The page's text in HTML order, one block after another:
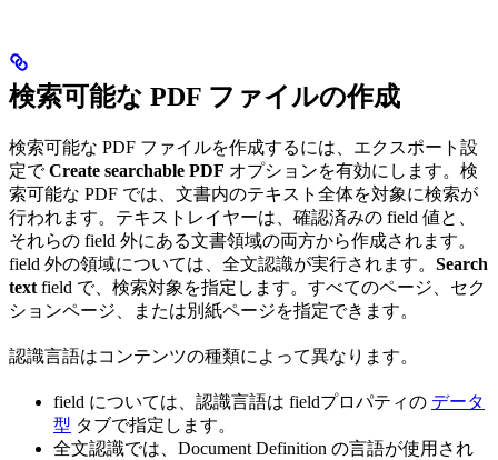
検索可能な PDF ファイルの作成
検索可能な PDF ファイルを作成するには、エクスポート設
定でCreate searchable PDF オプションを有効にします。検
索可能な PDF では、文書内のテキスト全体を対象に検索が
行われます。テキストレイヤーは、確認済みの field 値と、
それらの field 外にある文書領域の両方から作成されます。
field 外の領域については、全文認識が実行されます。 Search
text field で、検索対象を指定します。すべてのページ、セク
ションページ、または別紙ページを指定できます。
認識言語はコンテンツの種類によって異なります。
field については、認識言語は fieldプロパティの データ
型 タブで指定します。
全文認識では、Document Definition の言語が使用され